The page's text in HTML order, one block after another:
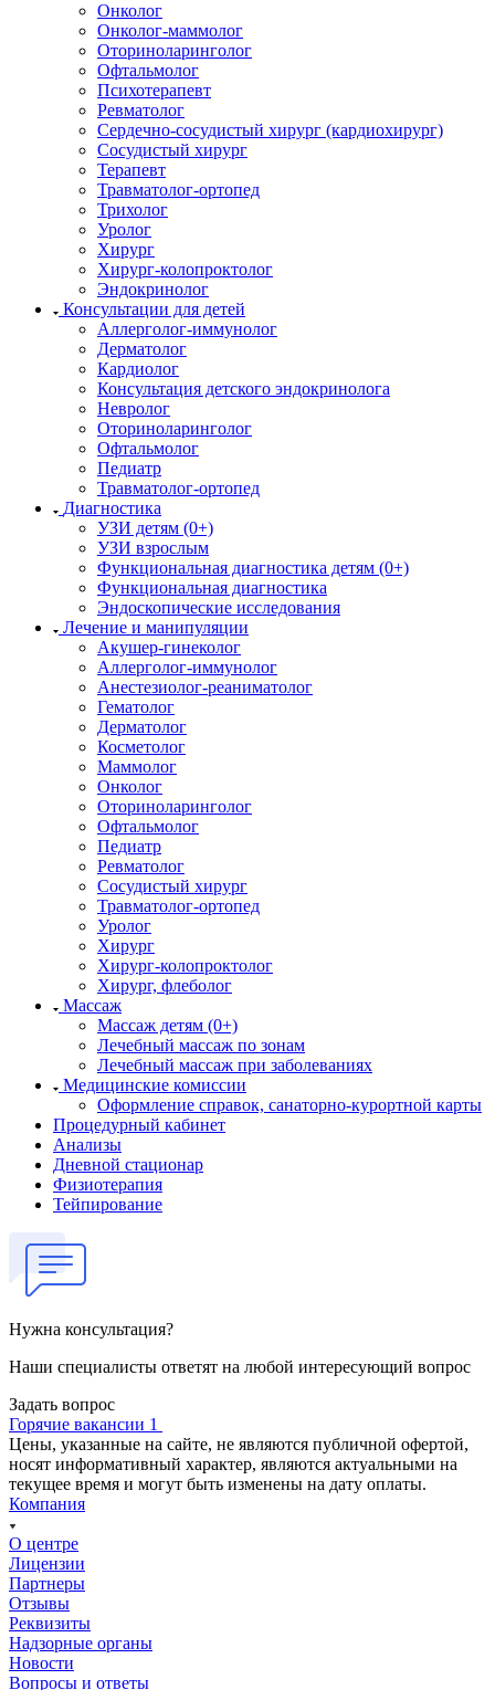
Онколог
Онколог-маммолог
Оториноларинголог
Офтальмолог
Психотерапевт
Ревматолог
Сердечно-сосудистый хирург (кардиохирург)
Сосудистый хирург
Терапевт
Травматолог-ортопед
Трихолог
Уролог
Хирург
Хирург-колопроктолог
Эндокринолог
Консультации для детей
Аллерголог-иммунолог
Дерматолог
Кардиолог
Консультация детского эндокринолога
Невролог
Оториноларинголог
Офтальмолог
Педиатр
Травматолог-ортопед
Диагностика
УЗИ детям (0+)
УЗИ взрослым
Функциональная диагностика детям (0+)
Функциональная диагностика
Эндоскопические исследования
Лечение и манипуляции
Акушер-гинеколог
Аллерголог-иммунолог
Анестезиолог-реаниматолог
Гематолог
Дерматолог
Косметолог
Маммолог
Онколог
Оториноларинголог
Офтальмолог
Педиатр
Ревматолог
Сосудистый хирург
Травматолог-ортопед
Уролог
Хирург
Хирург-колопроктолог
Хирург, флеболог
Массаж
Массаж детям (0+)
Лечебный массаж по зонам
Лечебный массаж при заболеваниях
Медицинские комиссии
Оформление справок, санаторно-курортной карты
Процедурный кабинет
Анализы
Дневной стационар
Физиотерапия
Тейпирование
Нужна консультация?
Наши специалисты ответят на любой интересующий вопрос
Задать вопрос
Горячие вакансии 1
Цены, указанные на сайте, не являются публичной офертой,
носят информативный характер, являются актуальными на
текущее время и могут быть изменены на дату оплаты.
Компания
О центре
Лицензии
Партнеры
Отзывы
Реквизиты
Надзорные органы
Новости
Вопросы и ответы